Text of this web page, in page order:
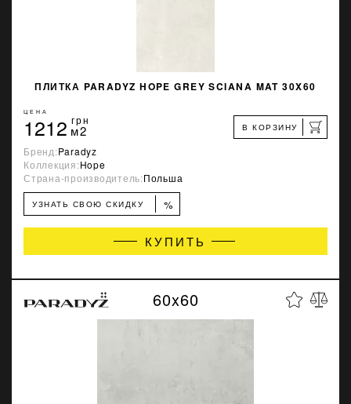
ПЛИТКА PARADYZ HOPE GREY SCIANA MAT 30X60
ЦЕНА
1212 грн
м2 В КОРЗИНУ
Бренд:Paradyz
Коллекция:Hope
Страна-производитель:Польша
УЗНАТЬ СВОЮ СКИДКУ %
КУПИТЬ
60x60